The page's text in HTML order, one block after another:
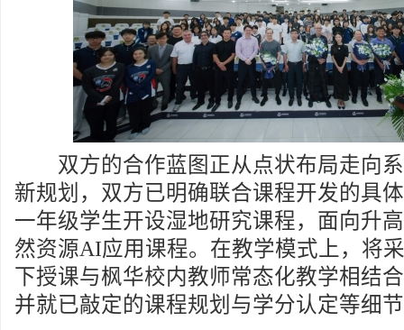
双方的合作蓝图正从点状布局走向系
新规划，双方已明确联合课程开发的具
一年级学生开设湿地研究课程，面向升
然资源AI应用课程。在教学模式上，将
下授课与枫华校内教师常态化教学相结
并就已敲定的课程规划与学分认定等细